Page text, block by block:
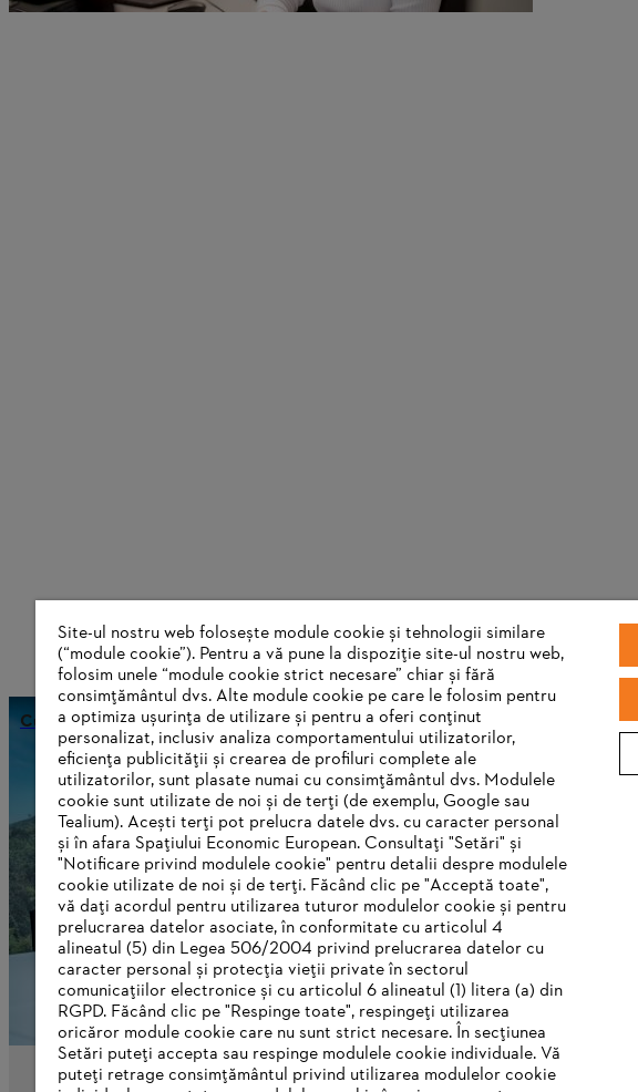
Cultură și beneficii
Informații pentru furnizori
Produse
Contact
Carieră
Sistemul de denunțare a neregulilor
Site-ul nostru web folosește module cookie și tehnologii similare
(“module cookie”). Pentru a vă pune la dispoziție site-ul nostru web,
folosim unele “module cookie strict necesare” chiar și fără
consimțământul dvs. Alte module cookie pe care le folosim pentru
a optimiza ușurința de utilizare și pentru a oferi conținut
personalizat, inclusiv analiza comportamentului utilizatorilor,
eficiența publicității și crearea de profiluri complete ale
utilizatorilor, sunt plasate numai cu consimțământul dvs. Modulele
cookie sunt utilizate de noi și de terți (de exemplu, Google sau
Tealium). Acești terți pot prelucra datele dvs. cu caracter personal
și în afara Spațiului Economic European. Consultați "Setări" și
"Notificare privind modulele cookie" pentru detalii despre modulele
cookie utilizate de noi și de terți. Făcând clic pe "Acceptă toate",
vă dați acordul pentru utilizarea tuturor modulelor cookie și pentru
prelucrarea datelor asociate, în conformitate cu articolul 4
alineatul (5) din Legea 506/2004 privind prelucrarea datelor cu
caracter personal și protecția vieții private în sectorul
comunicațiilor electronice și cu articolul 6 alineatul (1) litera (a) din
RGPD. Făcând clic pe "Respinge toate", respingeți utilizarea
oricăror module cookie care nu sunt strict necesare. În secțiunea
Setări puteți accepta sau respinge modulele cookie individuale. Vă
puteți retrage consimțământul privind utilizarea modulelor cookie